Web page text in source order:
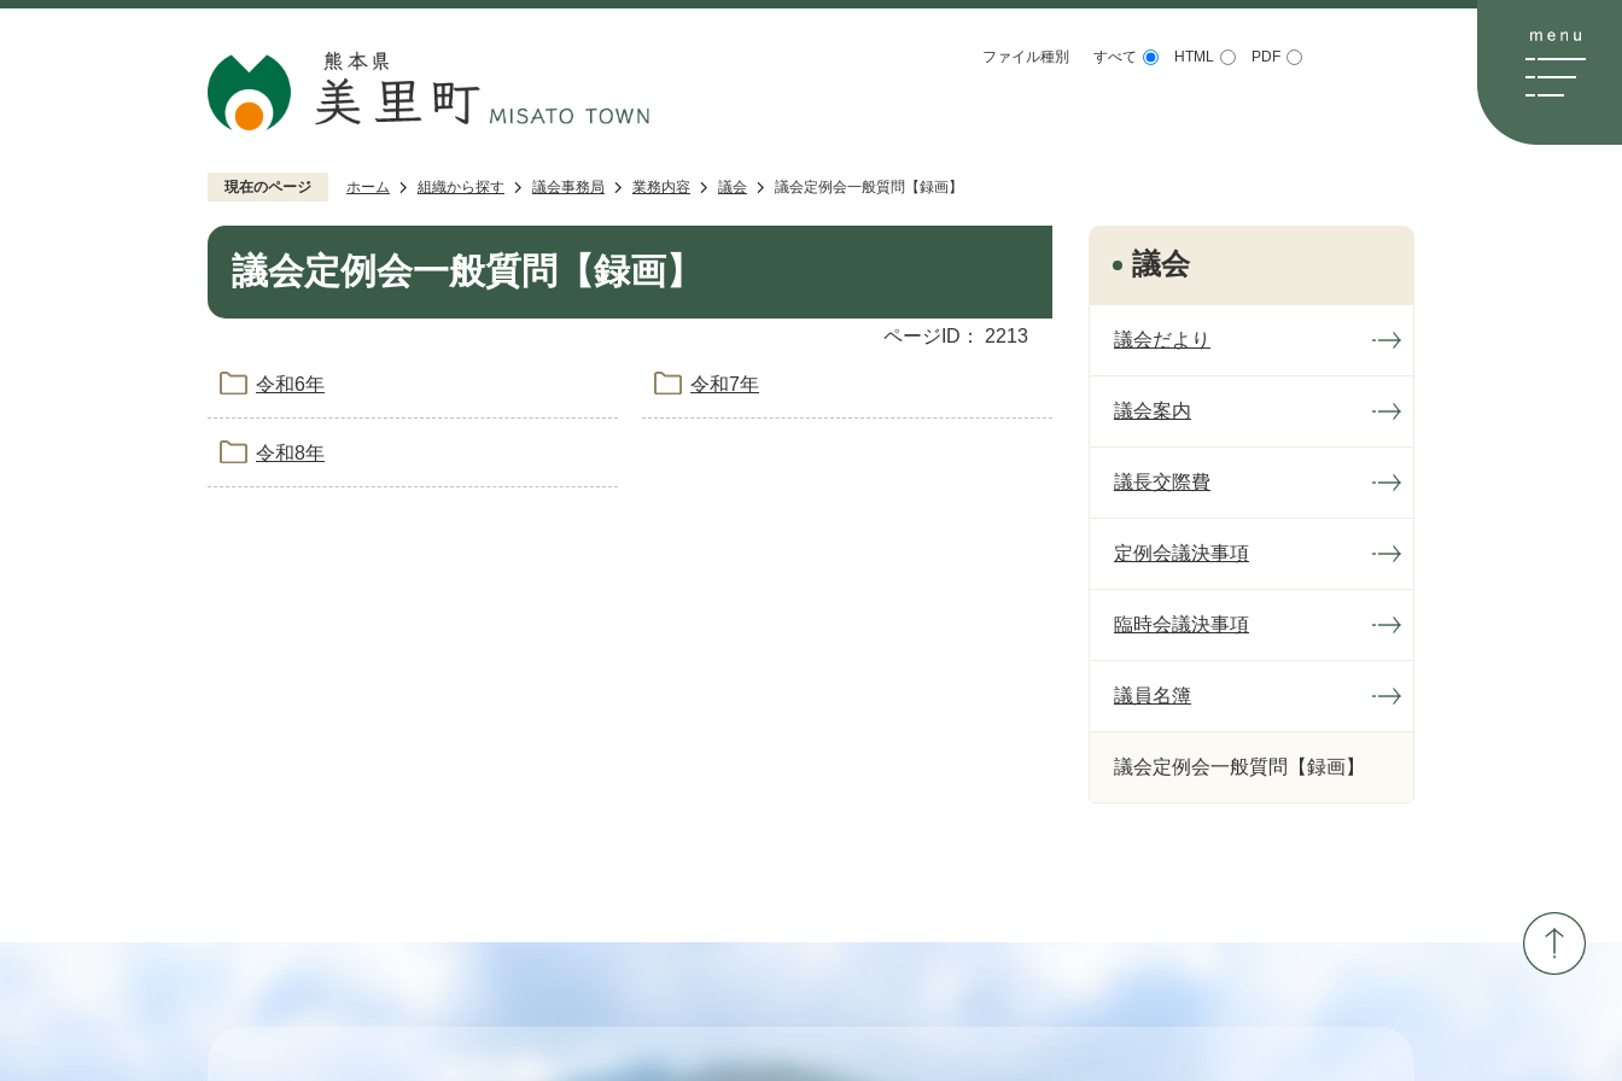
ファイル種別 すべて HTML PDF
現在のページ ホーム 組織から探す 議会事務局 業務内容 議会 議会定例会一般質問【録画】
議会定例会一般質問【録画】
ページID： 2213
令和6年 令和7年
令和8年
議会
議会だより
議会案内
議長交際費
定例会議決事項
臨時会議決事項
議員名簿
議会定例会一般質問【録画】